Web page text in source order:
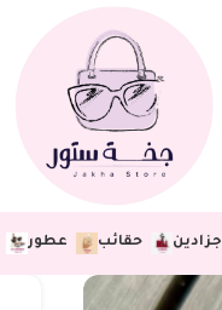
جزادين حقائب عطور